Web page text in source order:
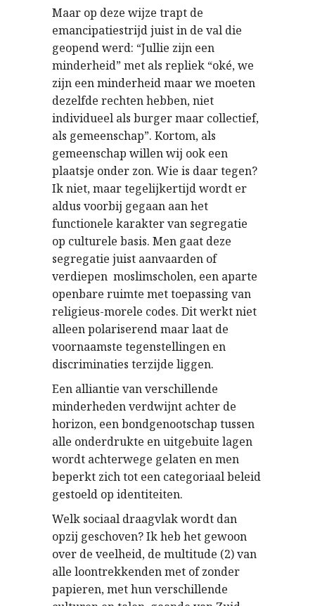
Maar op deze wijze trapt de
emancipatiestrijd juist in de val die
geopend werd: “Jullie zijn een
minderheid” met als repliek “oké, we
zijn een minderheid maar we moeten
dezelfde rechten hebben, niet
individueel als burger maar collectief,
als gemeenschap”. Kortom, als
gemeenschap willen wij ook een
plaatsje onder zon. Wie is daar tegen?
Ik niet, maar tegelijkertijd wordt er
aldus voorbij gegaan aan het
functionele karakter van segregatie
op culturele basis. Men gaat deze
segregatie juist aanvaarden of
verdiepen  moslimscholen, een aparte
openbare ruimte met toepassing van
religieus-morele codes. Dit werkt niet
alleen polariserend maar laat de
voornaamste tegenstellingen en
discriminaties terzijde liggen.
Een alliantie van verschillende
minderheden verdwijnt achter de
horizon, een bondgenootschap tussen
alle onderdrukte en uitgebuite lagen
wordt achterwege gelaten en men
beperkt zich tot een categoriaal beleid
gestoeld op identiteiten.
Welk sociaal draagvlak wordt dan
opzij geschoven? Ik heb het gewoon
over de veelheid, de multitude (2) van
alle loontrekkenden met of zonder
papieren, met hun verschillende